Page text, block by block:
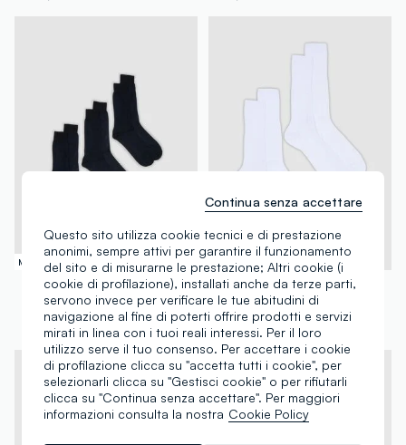
Made in Italy
OVS
Tripack di calze blu in Filo di Scozia di puro cotone
€ 12,95
Made in Italy
OVS
€ 7,95
Questo sito utilizza cookie tecnici e di prestazione
anonimi, sempre attivi per garantire il funzionamento
del sito e di misurarne le prestazione; Altri cookie (i
cookie di profilazione), installati anche da terze parti,
servono invece per verificare le tue abitudini di
navigazione al fine di poterti offrire prodotti e servizi
mirati in linea con i tuoi reali interessi. Per il loro
utilizzo serve il tuo consenso. Per accettare i cookie
di profilazione clicca su "accetta tutti i cookie", per
selezionarli clicca su "Gestisci cookie" o per rifiutarli
clicca su "Continua senza accettare". Per maggiori
informazioni consulta la nostra Cookie Policy
Continua senza accettare